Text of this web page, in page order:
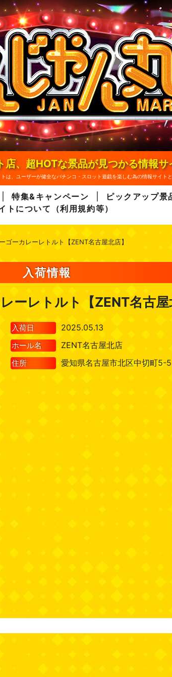
店、超HOTな景品が見つかる情報サ
は、ユーザーが健全なパチンコ・スロット遊戯を楽しむ為の情報サイトと
特集&キャンペーン ピックアップ景
トについて（利用規約等）
ゴーカレーレトルト【ZENT名古屋北店】
入荷情報
ーレトルト【ZENT名古屋
入荷日 2025.05.13
ホール名 ZENT名古屋北店
住所 愛知県名古屋市北区中切町5-5